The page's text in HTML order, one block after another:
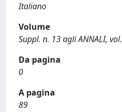
Italiano
Volume
Suppl. n. 13 agli ANNALI, vol.
Da pagina
0
A pagina
89